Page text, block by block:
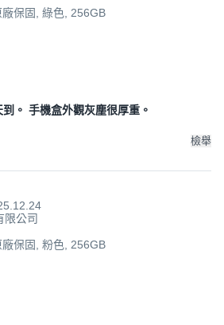
保固, 綠色, 256GB
。 手機盒外觀灰塵很厚重。
檢舉
限公司
保固, 粉色, 256GB